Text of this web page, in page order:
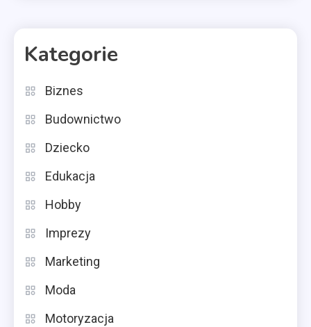
Kategorie
Biznes
Budownictwo
Dziecko
Edukacja
Hobby
Imprezy
Marketing
Moda
Motoryzacja